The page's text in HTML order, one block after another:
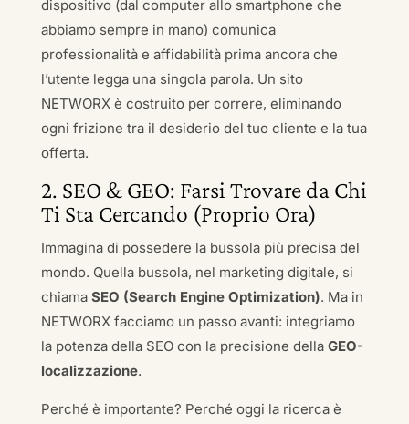
dispositivo (dal computer allo smartphone che
abbiamo sempre in mano) comunica
professionalità e affidabilità prima ancora che
l’utente legga una singola parola. Un sito
NETWORX è costruito per correre, eliminando
ogni frizione tra il desiderio del tuo cliente e la tua
offerta.
2. SEO & GEO: Farsi Trovare da Chi
Ti Sta Cercando (Proprio Ora)
Immagina di possedere la bussola più precisa del
mondo. Quella bussola, nel marketing digitale, si
chiama SEO (Search Engine Optimization). Ma in
NETWORX facciamo un passo avanti: integriamo
la potenza della SEO con la precisione della GEO-
localizzazione.
Perché è importante? Perché oggi la ricerca è